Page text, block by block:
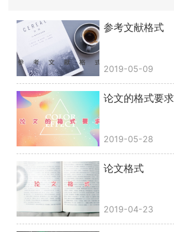
参考文献格式
2019-05-09
论文的格式要求
2019-05-28
论文格式
2019-04-23